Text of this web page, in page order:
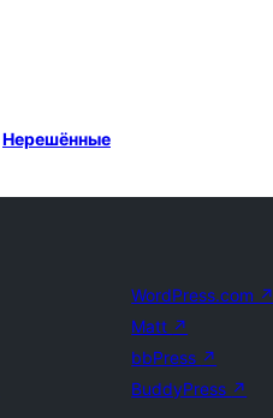
Нерешённые
WordPress.com ↗
Matt ↗
bbPress ↗
BuddyPress ↗